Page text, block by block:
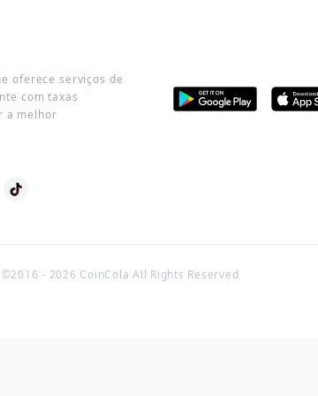
oferece serviços de
com taxas
a melhor
©2016 - 2026 CoinCola All Rights Reserved